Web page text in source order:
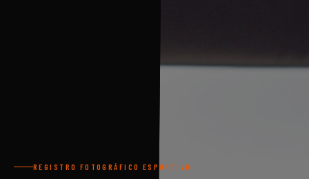
REGISTRO FOTOGRÁFICO ESPORTIVO